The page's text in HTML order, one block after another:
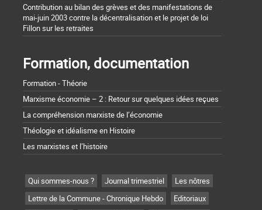
Contribution au bilan des grèves et des manifestations de
mai-juin 2003 contre la décentralisation et le projet de loi
Fillon sur les retraites
Formation, documentation
Formation - Théorie
Marxisme économie – 2 : Retour sur quelques idées reçues
La compréhension marxiste de l’économie
Théologie et idéalisme en Histoire
Les marxistes et l’histoire
Qui sommes-nous ? Journal trimestriel
Les nôtres
Lettre de la Commune - Chronique Hebdo
Editoriaux